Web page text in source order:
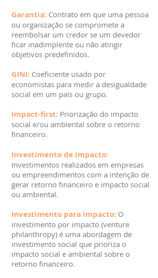
Garantia: Contrato em que uma pessoa
ou organização se compromete a
reembolsar um credor se um devedor
ficar inadimplente ou não atingir
objetivos predefinidos.
GINI: Coeficiente usado por
economistas para medir a desigualdade
social em um país ou grupo.
Impact-first: Priorização do impacto
social e/ou ambiental sobre o retorno
financeiro.
Investimento de impacto:
Investimentos realizados em empresas
ou empreendimentos com a intenção de
gerar retorno financeiro e impacto social
ou ambiental.
Investimento para impacto: O
investimento por impacto (venture
philanthropy) é uma abordagem de
investimento social que prioriza o
impacto social e ambiental sobre o
retorno financeiro.